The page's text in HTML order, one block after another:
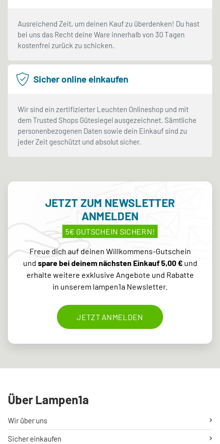
Ausreichend Zeit, um deinen Kauf zu überdenken! Du hast
bei uns das Recht deine Ware innerhalb von 30 Tagen
kostenfrei zurück zu schicken.
Sicher online einkaufen
Wir sind ein zertifizierter Leuchten Onlineshop und mit
dem Trusted Shops Gütesiegel ausgezeichnet. Sämtliche
personenbezogenen Daten sowie dein Einkauf sind zu
jeder Zeit geschützt und absolut sicher.
JETZT ZUM NEWSLETTER
ANMELDEN
5€ GUTSCHEIN SICHERN!
Freue dich auf deinen Willkommens-Gutschein
und spare bei deinem nächsten Einkauf 5,00 €und
erhalte weitere exklusive Angebote und Rabatte
in unserem lampen1a Newsletter.
JETZT ANMELDEN
Über Lampen1a
Wir über uns
Sicher einkaufen